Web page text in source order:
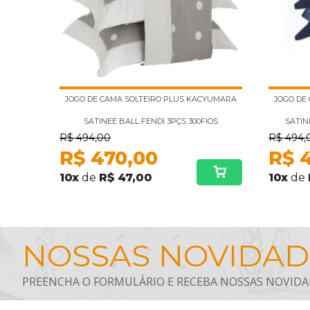
JOGO DE CAMA SOLTEIRO PLUS KACYUMARA
SATINEE BALL FENDI 3PÇS 300FIOS
R$ 494,00
R$ 470,00
10x de R$ 47,00
JOGO
R$
R$
10x de